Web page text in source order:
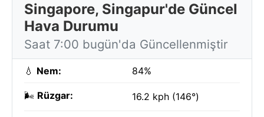
Singapore, Singapur'de Güncel
Hava Durumu
Saat 7:00 bugün'da Güncellenmiştir
💧 Nem: 84%
🌬️ Rüzgar: 16.2 kph (146°)